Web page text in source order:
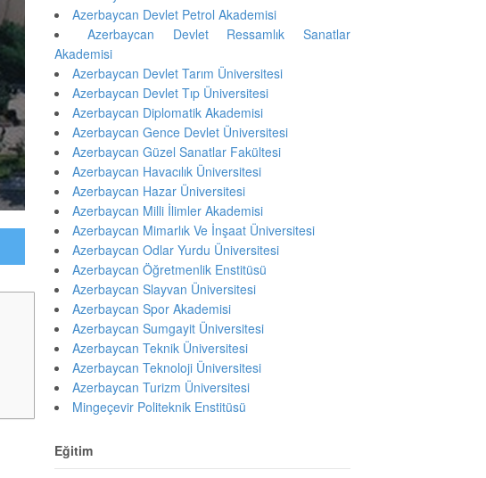
Azerbaycan Devlet Petrol Akademisi
Azerbaycan Devlet Ressamlık Sanatlar
Akademisi
Azerbaycan Devlet Tarım Üniversitesi
Azerbaycan Devlet Tıp Üniversitesi
Azerbaycan Diplomatik Akademisi
Azerbaycan Gence Devlet Üniversitesi
Azerbaycan Güzel Sanatlar Fakültesi
Azerbaycan Havacılık Üniversitesi
Azerbaycan Hazar Üniversitesi
Azerbaycan Milli İlimler Akademisi
Azerbaycan Mimarlık Ve İnşaat Üniversitesi
Azerbaycan Odlar Yurdu Üniversitesi
Azerbaycan Öğretmenlik Enstitüsü
Azerbaycan Slayvan Üniversitesi
Azerbaycan Spor Akademisi
Azerbaycan Sumgayit Üniversitesi
Azerbaycan Teknik Üniversitesi
Azerbaycan Teknoloji Üniversitesi
Azerbaycan Turizm Üniversitesi
Mingeçevir Politeknik Enstitüsü
Eğitim